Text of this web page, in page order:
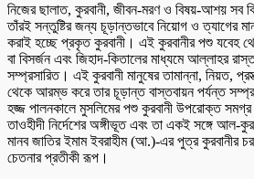
নিজের ছালাত, কুরবানী, জীবন-মরণ ও বিষয়-আশয় সব
তাঁরই সন্তুষ্টির জন্য চূড়ান্তভাবে নিয়োগ ও ত্যাগের
করাই হচ্ছে প্রকৃত কুরবানী। এই কুরবানীর পশু যবেহ
বা বিসর্জন এবং জিহাদ-কিতালের মাধ্যমে আল্লাহর
সম্প্রসারিত। এই কুরবানী মানুষের তামান্না, নিয়ত,
থেকে আরম্ভ করে তার চূড়ান্ত বাস্তবায়ন পর্যন্ত
হজ্জ পালনকালে মুসলিমের পশু কুরবানী উপরোক্ত সমগ্র
তাওহীদী নির্দেশের অঙ্গীভূত এবং তা একই সঙ্গে
মানব জাতির ইমাম ইবরাহীম (আ.)-এর পুত্র কুরবানীর
চেতনার প্রতীকী রূপ।